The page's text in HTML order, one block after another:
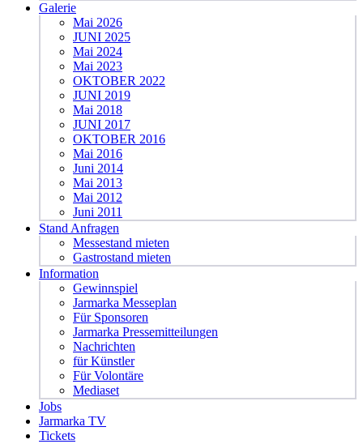
Galerie
Mai 2026
JUNI 2025
Mai 2024
Mai 2023
OKTOBER 2022
JUNI 2019
Mai 2018
JUNI 2017
OKTOBER 2016
Mai 2016
Juni 2014
Mai 2013
Mai 2012
Juni 2011
Stand Anfragen
Messestand mieten
Gastrostand mieten
Information
Gewinnspiel
Jarmarka Messeplan
Für Sponsoren
Jarmarka Pressemitteilungen
Nachrichten
für Künstler
Für Volontäre
Mediaset
Jobs
Jarmarka TV
Tickets